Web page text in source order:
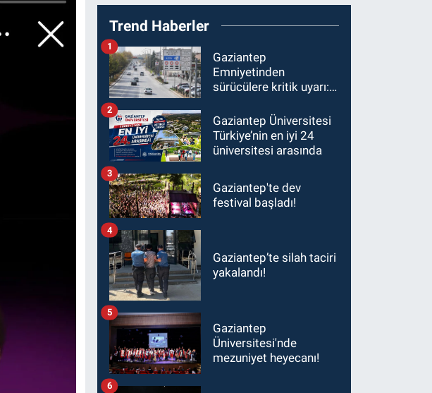
Trend Haberler
Gaziantep
Emniyetinden
sürücülere kritik uyarı: 1
ceza alabilirsiniz!
1
Gaziantep Üniversitesi
Türkiye’nin en iyi 24
üniversitesi arasında
2
Gaziantep'te dev
festival başladı!
3
Gaziantep’te silah taciri
yakalandı!
4
Gaziantep
Üniversitesi'nde
mezuniyet heyecanı!
5
6